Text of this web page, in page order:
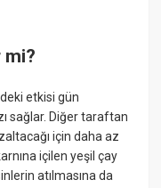
mi?
etkisi gün
sağlar. Diğer taraftan
için daha az
içilen yeşil çay
atılmasına da